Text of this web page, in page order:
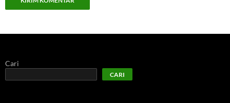
Cari
CARI